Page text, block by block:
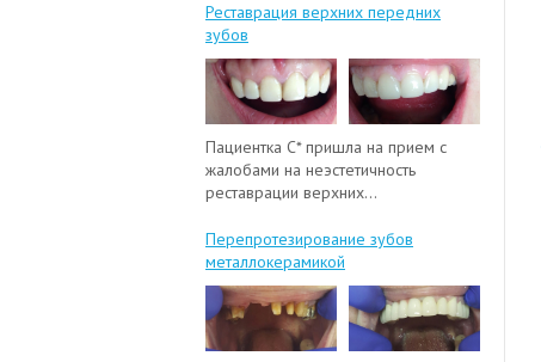
Реставрация верхних передних
зубов
Пациентка С* пришла на прием с
жалобами на неэстетичность
реставрации верхних...
Перепротезирование зубов
металлокерамикой